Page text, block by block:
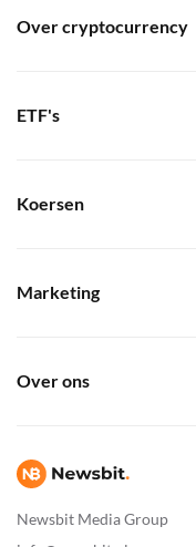
Newsbit Media Group
Over cryptocurrency
ETF's
Koersen
Marketing
Over ons